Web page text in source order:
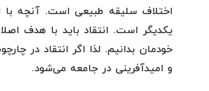
اختلاف سلیقه طبیعی است. آنچه با
یکدیگر است. انتقاد باید با هدف
خودمان بدانیم. لذا اگر انتقاد در
و امیدآفرینی در جامعه می‌شود.